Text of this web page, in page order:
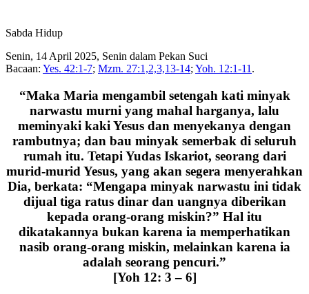
Sabda Hidup
Senin, 14 April 2025, Senin dalam Pekan Suci
Bacaan: Yes. 42:1-7; Mzm. 27:1,2,3,13-14; Yoh. 12:1-11 .
“Maka Maria mengambil setengah kati minyak
narwastu murni yang mahal harganya, lalu
meminyaki kaki Yesus dan menyekanya dengan
rambutnya; dan bau minyak semerbak di seluruh
rumah itu. Tetapi Yudas Iskariot, seorang dari
murid-murid Yesus, yang akan segera menyerahkan
Dia, berkata: “Mengapa minyak narwastu ini tidak
dijual tiga ratus dinar dan uangnya diberikan
kepada orang-orang miskin?” Hal itu
dikatakannya bukan karena ia memperhatikan
nasib orang-orang miskin, melainkan karena ia
adalah seorang pencuri.”
[Yoh 12: 3 – 6]